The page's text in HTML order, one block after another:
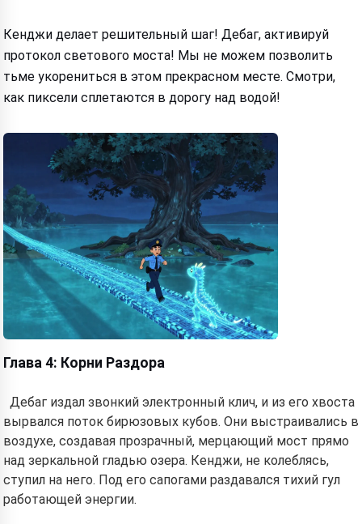
Кенджи делает решительный шаг! Дебаг, активируй
протокол светового моста! Мы не можем позволить
тьме укорениться в этом прекрасном месте. Смотри,
как пиксели сплетаются в дорогу над водой!
Глава 4: Корни Раздора
Дебаг издал звонкий электронный клич, и из его хвоста
вырвался поток бирюзовых кубов. Они выстраивались в
воздухе, создавая прозрачный, мерцающий мост прямо
над зеркальной гладью озера. Кенджи, не колеблясь,
ступил на него. Под его сапогами раздавался тихий гул
работающей энергии.